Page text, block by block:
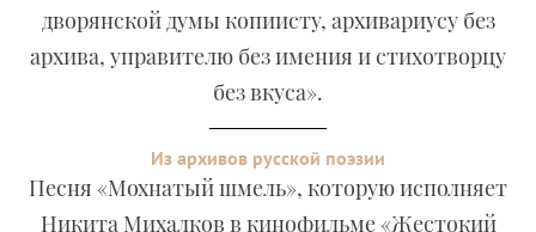
дворянской думы копиисту, архивариусу без
архива, управителю без имения и стихотворцу
без вкуса».
Из архивов русской поэзии
Песня «Мохнатый шмель», которую исполняет
Никита Михалков в кинофильме «Жестокий